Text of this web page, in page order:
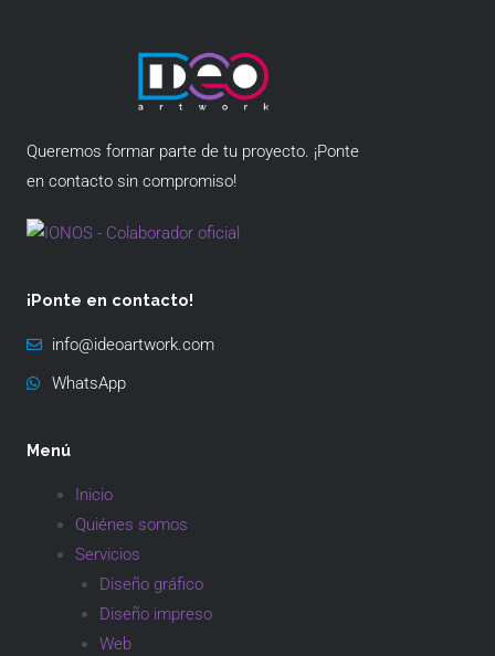
Queremos formar parte de tu proyecto. ¡Ponte
en contacto sin compromiso!
¡Ponte en contacto!
info@ideoartwork.com
WhatsApp
Menú
Inicio
Quiénes somos
Servicios
Diseño gráfico
Diseño impreso
Web